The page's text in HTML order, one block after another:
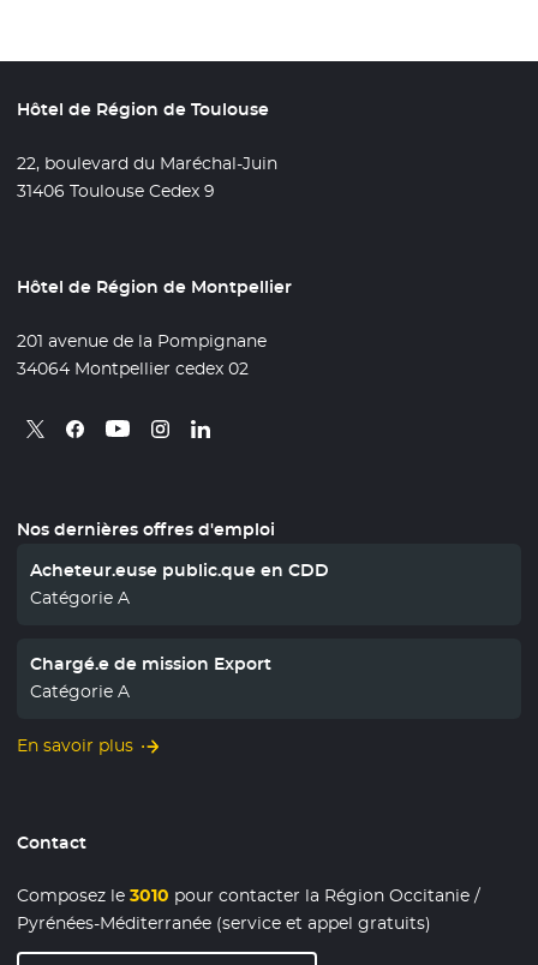
Hôtel de Région de Toulouse
22, boulevard du Maréchal-Juin
31406 Toulouse Cedex 9
Hôtel de Région de Montpellier
201 avenue de la Pompignane
34064 Montpellier cedex 02
Retrouvez nous sur X
- Nouvelle fenêtre
Retrouvez nous sur Facebook
- Nouvelle fenêtre
Retrouvez nous sur Youtube
- Nouvelle fenêtre
Retrouvez nous sur Instagram
- Nouvelle fenêtre
Retrouvez nous sur Linkedin
- Nouvelle fenêtre
Nos dernières offres d'emploi
Acheteur.euse public.que en CDD
Catégorie A
Chargé.e de mission Export
Catégorie A
En savoir plus
Contact
Composez le3010 pour contacter la Région Occitanie /
Pyrénées-Méditerranée (service et appel gratuits)